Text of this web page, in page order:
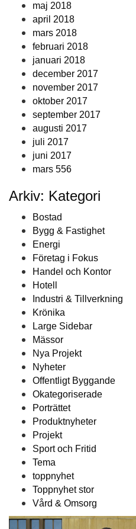
maj 2018
april 2018
mars 2018
februari 2018
januari 2018
december 2017
november 2017
oktober 2017
september 2017
augusti 2017
juli 2017
juni 2017
mars 556
Arkiv: Kategori
Bostad
Bygg & Fastighet
Energi
Företag i Fokus
Handel och Kontor
Hotell
Industri & Tillverkning
Krönika
Large Sidebar
Mässor
Nya Projekt
Nyheter
Offentligt Byggande
Okategoriserade
Porträttet
Produktnyheter
Projekt
Sport och Fritid
Tema
toppnyhet
Toppnyhet stor
Vård & Omsorg